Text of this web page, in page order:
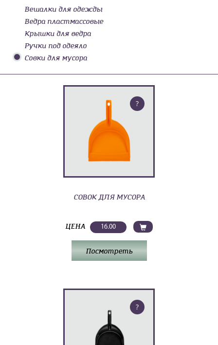
Вешалки для одежды
Ведра пластмассовые
Крышки для ведра
Ручки под одеяло
Совки для мусора
?
СОВОК ДЛЯ МУСОРА
ЦЕНА 16.00
Посмотреть
?